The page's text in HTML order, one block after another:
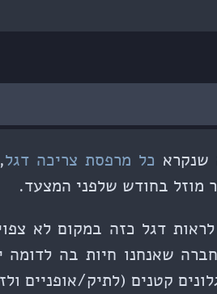
שנקרא כל מרפסת צריכה דגל
מוזל בחודש שלפני המצעד.
דגל כזה במקום לא
שאנחנו חיות בה לדומה
קטנים (לתיק/אופניים